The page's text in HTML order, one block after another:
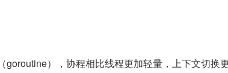
goroutine），协程相比线程更加轻量，上下文切换